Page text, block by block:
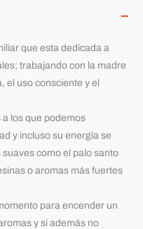
que esta dedicada a
trabajando con la madre
el uso consciente y el
los que podemos
y incluso su energía se
como el palo santo
o aromas más fuertes
para encender un
y si además no